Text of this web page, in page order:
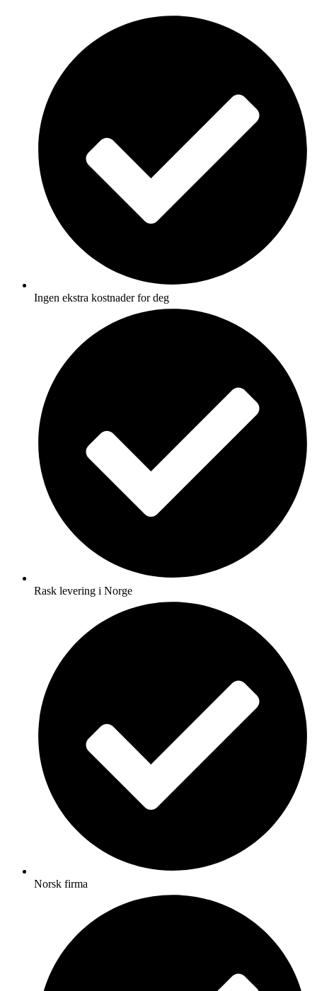
Ingen ekstra kostnader for deg
Rask levering i Norge
Norsk firma